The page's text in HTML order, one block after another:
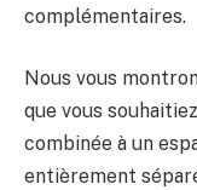
complémentaires.
Nous vous
que vous
combinée à un
entièrement